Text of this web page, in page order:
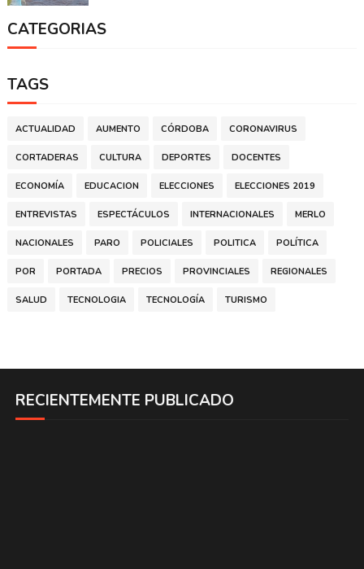
CATEGORIAS
TAGS
ACTUALIDAD AUMENTO CÓRDOBA CORONAVIRUS
CORTADERAS CULTURA DEPORTES DOCENTES
ECONOMÍA EDUCACION ELECCIONES ELECCIONES 2019
ENTREVISTAS ESPECTÁCULOS INTERNACIONALES MERLO
NACIONALES PARO POLICIALES POLITICA POLÍTICA
POR PORTADA PRECIOS PROVINCIALES REGIONALES
SALUD TECNOLOGIA TECNOLOGÍA TURISMO
RECIENTEMENTE PUBLICADO